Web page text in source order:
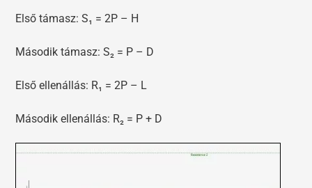
Első támasz: S₁ = 2P – H
Második támasz: S₂ = P – D
Első ellenállás: R₁ = 2P – L
Második ellenállás: R₂ = P + D